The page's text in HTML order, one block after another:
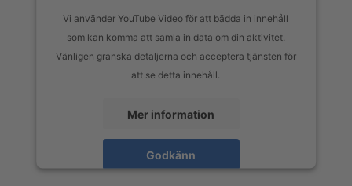
Vi använder YouTube Video för att bädda in innehåll
som kan komma att samla in data om din aktivitet.
Vänligen granska detaljerna och acceptera tjänsten för
att se detta innehåll.
Mer information
Godkänn